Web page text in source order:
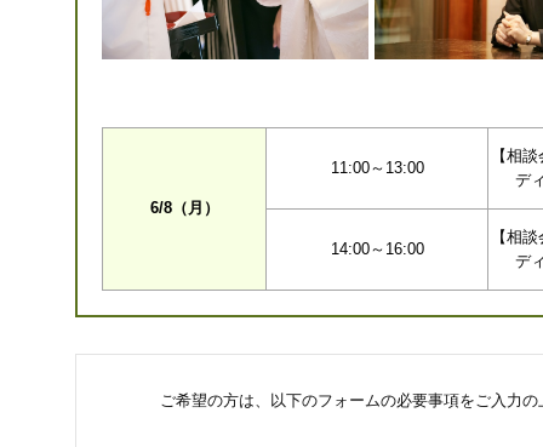
6/8（月）
11:00～13:00
【相
デ
14:00～16:00
【相
デ